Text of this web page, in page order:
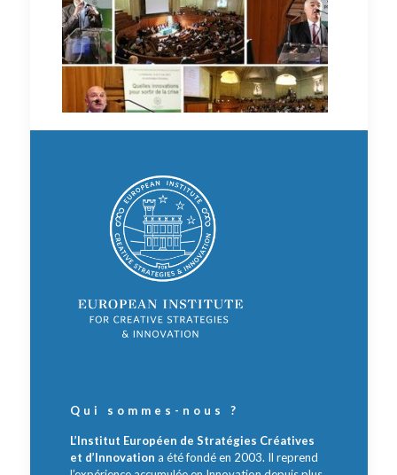
Qui sommes-nous ?
L’Institut Européen de Stratégies Créatives
et d’Innovation a été fondé en 2003. Il reprend